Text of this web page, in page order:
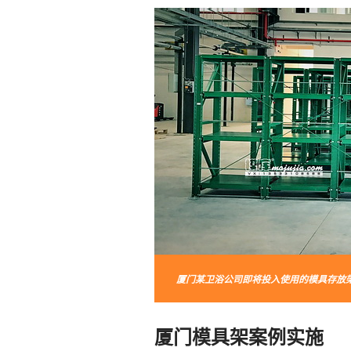
厦门某卫浴公司即将投入使用的模具存放
厦门模具架案例实施